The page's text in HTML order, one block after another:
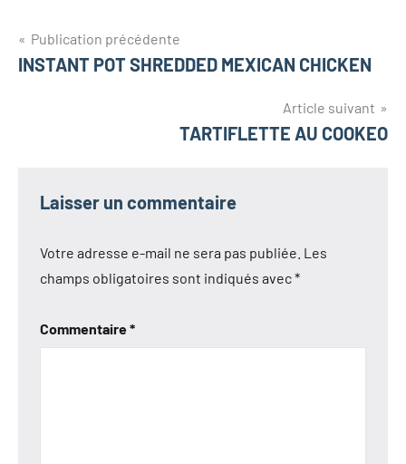
Navigation
de
Publication précédente
INSTANT POT SHREDDED MEXICAN CHICKEN
Article suivant
TARTIFLETTE AU COOKEO
Laisser un commentaire
Votre adresse e-mail ne sera pas publiée. Les
champs obligatoires sont indiqués avec*
Commentaire*